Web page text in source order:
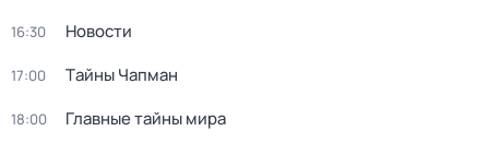
16:30 Новости
17:00 Тaйны Чапман
18:00 Главные тайны мира